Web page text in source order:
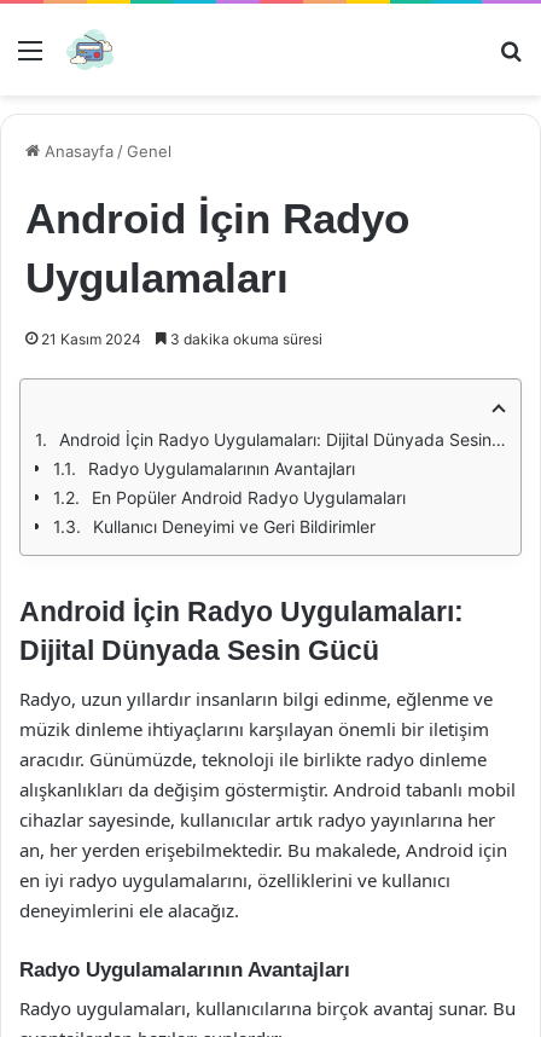
Menü
Anasayfa /Genel
Android İçin Radyo
Uygulamaları
21 Kasım 2024 3 dakika okuma süresi
Android İçin Radyo Uygulamaları: Dijital Dünyada Sesin Gücü
Radyo Uygulamalarının Avantajları
En Popüler Android Radyo Uygulamaları
Kullanıcı Deneyimi ve Geri Bildirimler
Android İçin Radyo Uygulamaları:
Dijital Dünyada Sesin Gücü
Radyo, uzun yıllardır insanların bilgi edinme, eğlenme ve
müzik dinleme ihtiyaçlarını karşılayan önemli bir iletişim
aracıdır. Günümüzde, teknoloji ile birlikte radyo dinleme
alışkanlıkları da değişim göstermiştir. Android tabanlı mobil
cihazlar sayesinde, kullanıcılar artık radyo yayınlarına her
an, her yerden erişebilmektedir. Bu makalede, Android için
en iyi radyo uygulamalarını, özelliklerini ve kullanıcı
deneyimlerini ele alacağız.
Radyo Uygulamalarının Avantajları
Radyo uygulamaları, kullanıcılarına birçok avantaj sunar. Bu